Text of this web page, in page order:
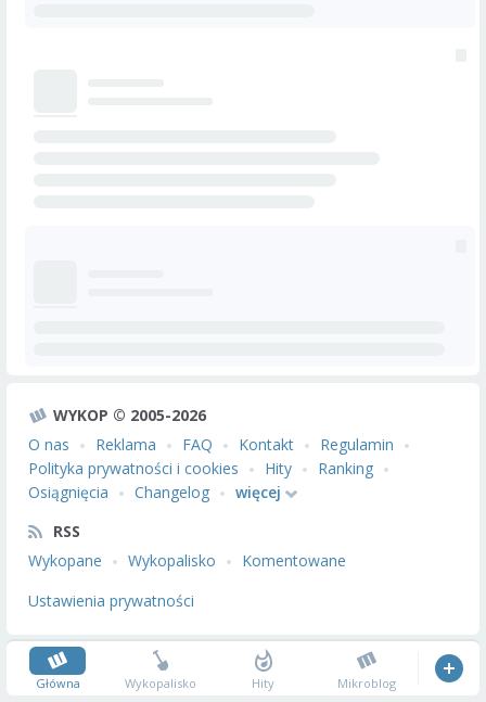
WYKOP © 2005-2026
O nas
Reklama FAQ Kontakt
Regulamin
Polityka prywatności i cookies
Hity
Ranking
Osiągnięcia
Changelog
więcej
RSS
Wykopane
Wykopalisko
Komentowane
Ustawienia prywatności
Główna Wykopalisko Hity Mikroblog